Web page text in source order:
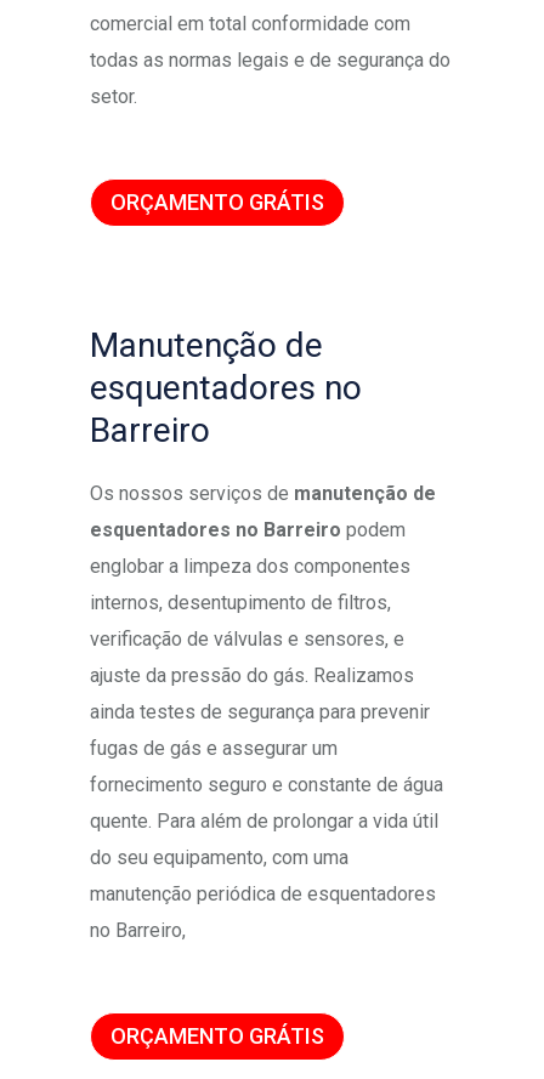
comercial em total conformidade com
todas as normas legais e de segurança do
setor.
ORÇAMENTO GRÁTIS
Manutenção de
esquentadores no
Barreiro
Os nossos serviços de manutenção de
esquentadores no Barreiro podem
englobar a limpeza dos componentes
internos, desentupimento de filtros,
verificação de válvulas e sensores, e
ajuste da pressão do gás. Realizamos
ainda testes de segurança para prevenir
fugas de gás e assegurar um
fornecimento seguro e constante de água
quente. Para além de prolongar a vida útil
do seu equipamento, com uma
manutenção periódica de esquentadores
no Barreiro,
ORÇAMENTO GRÁTIS